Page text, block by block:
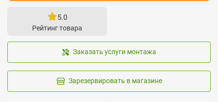
5.0
Рейтинг товара
Заказать услуги монтажа
Зарезервировать в магазине